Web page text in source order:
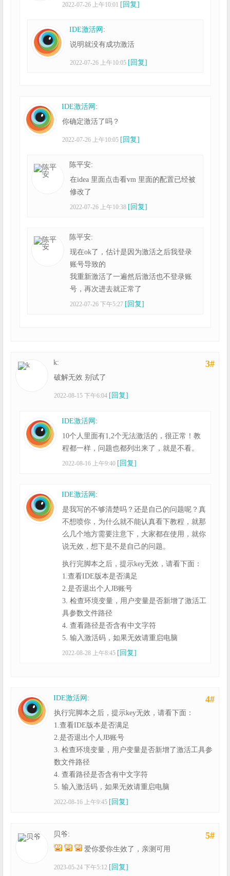
2022-07-26 上午10:01 [回复]
IDE激活网 :
说明就没有成功激活
2022-07-26 上午10:05 [回复]
IDE激活网 :
你确定激活了吗？
2022-07-26 上午10:05 [回复]
陈平安:
在idea 里面点击看vm 里面的配置已经被
修改了
2022-07-26 上午10:38 [回复]
陈平安:
现在ok了，估计是因为激活之后我登录
账号导致的
我重新激活了一遍然后激活也不登录账
号，再次进去就正常了
2022-07-26 下午5:27 [回复]
3#
k:
破解无效 别试了
2022-08-15 下午6:04 [回复]
IDE激活网 :
10个人里面有1,2个无法激活的，很正常！教
程都一样，问题也都列出来了，就是不看。
2022-08-16 上午9:40 [回复]
IDE激活网 :
是我写的不够清楚吗？还是自己的问题呢？真
不想喷你，为什么就不能认真看下教程，就那
么几个地方需要注意下，大家都在使用，就你
说无效，想下是不是自己的问题。
执行完脚本之后，提示key无效，请看下面：
1.查看IDE版本是否满足
2.是否退出个人JB账号
3. 检查环境变量，用户变量是否新增了激活工
具参数文件路径
4. 查看路径是否含有中文字符
5. 输入激活码，如果无效请重启电脑
2022-08-28 上午8:45 [回复]
4#
IDE激活网 :
执行完脚本之后，提示key无效，请看下面：
1.查看IDE版本是否满足
2.是否退出个人JB账号
3. 检查环境变量，用户变量是否新增了激活工具参
数文件路径
4. 查看路径是否含有中文字符
5. 输入激活码，如果无效请重启电脑
2022-08-16 上午9:45 [回复]
5#
贝爷:
爱你爱你生效了，亲测可用
2023-05-24 下午5:12 [回复]